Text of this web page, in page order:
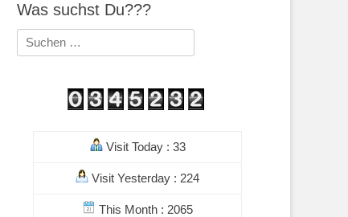
Was suchst Du???
Suchen
nach:
Visit Today : 33
Visit Yesterday : 224
This Month : 2065